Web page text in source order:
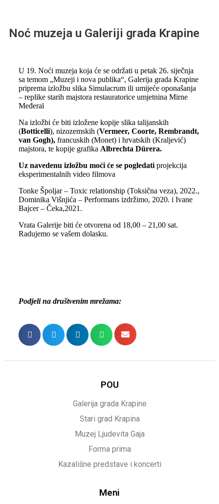
Noć muzeja u Galeriji grada Krapine
U 19. Noći muzeja koja će se održati u petak 26. siječnja
sa temom „Muzeji i nova publika“, Galerija grada Krapine
priprema izložbu slika Simulacrum ili umijeće oponašanja
– replike starih majstora restauratorice umjetnina Mirne
Međeral
Na izložbi će biti izložene kopije slika talijanskih
(Botticelli), nizozemskih (Vermeer, Coorte, Rembrandt,
van Gogh), francuskih (Monet) i hrvatskih (Kraljević)
majstora, te kopije grafika Albrechta Dürera.
Uz navedenu izložbu moći će se pogledati projekcija
eksperimentalnih video filmova
Tonke Špoljar – Toxic relationship (Toksična veza), 2022.,
Dominika Višnjića – Performans izdržimo, 2020. i Ivane
Bajcer – Čeka,2021.
Vrata Galerije biti će otvorena od 18,00 – 21,00 sat.
Radujemo se vašem dolasku.
Podjeli na društvenim mrežama:
POU
Galerija grada Krapine
Stari grad Krapina
Muzej Ljudevita Gaja
Forma prima
Kazališne predstave i koncerti
Meni